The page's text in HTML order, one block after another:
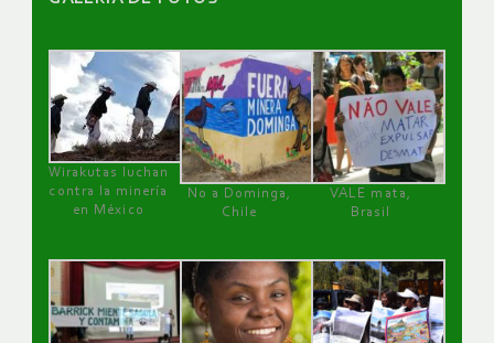
Wirakutas luchan
contra la minería
en México
No a Dominga,
Chile
VALE mata,
Brasil